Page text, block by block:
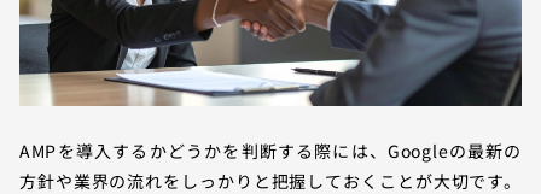
AMPを導入するかどうかを判断する際には、Googleの最新の
方針や業界の流れをしっかりと把握しておくことが大切です。